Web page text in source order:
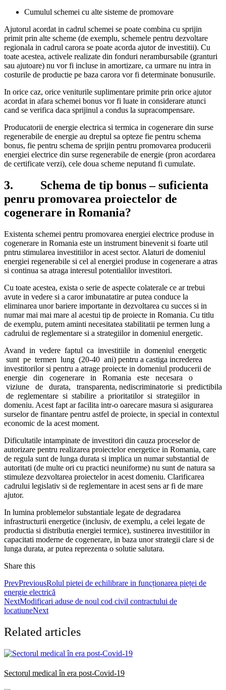
Cumulul schemei cu alte sisteme de promovare
Ajutorul acordat in cadrul schemei se poate combina cu sprijin
primit prin alte scheme (de exemplu, schemele pentru dezvoltare
regionala in cadrul carora se poate acorda ajutor de investitii). Cu
toate acestea, activele realizate din fonduri nerambursabile (granturi
sau ajutoare) nu vor fi incluse in amortizare, ca urmare nu intra in
costurile de productie pe baza carora vor fi determinate bonusurile.
In orice caz, orice veniturile suplimentare primite prin orice ajutor
acordat in afara schemei bonus vor fi luate in considerare atunci
cand se verifica daca sprijinul a condus la supracompensare.
Producatorii de energie electrica si termica in cogenerare din surse
regenerabile de energie au dreptul sa opteze fie pentru schema
bonus, fie pentru schema de sprijin pentru promovarea producerii
energiei electrice din surse regenerabile de energie (pron acordarea
de certificate verzi), cele doua scheme neputand fi cumulate.
3. Schema de tip bonus – suficienta
penru promovarea proiectelor de
cogenerare in Romania?
Existenta schemei pentru promovarea energiei electrice produse in
cogenerare in Romania este un instrument binevenit si foarte util
pntru stimularea investitiilor in acest sector. Alaturi de domeniul
energiei regenerabile si cel al energiei produse in cogenerare a atras
si continua sa atraga interesul potentialilor investitori.
Cu toate acestea, exista o serie de aspecte colaterale ce ar trebui
avute in vedere si a caror imbunatatire ar putea conduce la
eliminarea unor bariere importante in dezvoltarea cu succes si in
numar mai mai mare al acestui tip de proiecte in Romania. Cu titlu
de exemplu, putem aminti necesitatea stabilitatii pe termen lung a
cadrului de reglementare si a strategiilor in domeniul energetic.
Avand in vedere faptul ca investitiile in domeniul energetic
sunt pe termen lung (20-40 ani) pentru a castiga increderea
investitorilor si pentru a atrage proiecte in domeniul producerii de
energie din cogenerare in Romania este necesara o
viziune de durata, transparenta, nediscriminatorie si predictibila
de reglementare si stabilire a prioritatilor si strategiilor in
domeniu. Acest fapt ar facilita intr-o oarecare masura si asigurarea
surselor de finantare pentru astfel de proiecte, in special in contextul
economic de la acest moment.
Dificultatile intampinate de investitori din cauza proceselor de
autorizare pentru realizarea proiectelor energetice in Romania, care
de regula sunt de lunga durata si implica un numar substantial de
autoritati (de multe ori cu practici neuniforme) nu sunt de natura sa
stimuleze dezvoltarea proiectelor in acest domeniu. Clarificarea
cadrului legislativ si de reglementare in acest sens ar fi de mare
ajutor.
In lumina problemelor substantiale legate de degradarea
infrastructurii energetice (inclusiv, de exemplu, a celei legate de
productia si distributia energiei termice), sustinerea investitiilor in
capacitati moderne de cogenerare, in baza unor strategii clare si de
lunga durata, ar putea reprezenta o solutie salutara.
Share this
PrevPreviousRolul pietei de echilibrare in funcționarea pieței de
energie electrică
NextModificari aduse de noul cod civil contractului de
locatiuneNext
Related articles
Sectorul medical în era post-Covid-19